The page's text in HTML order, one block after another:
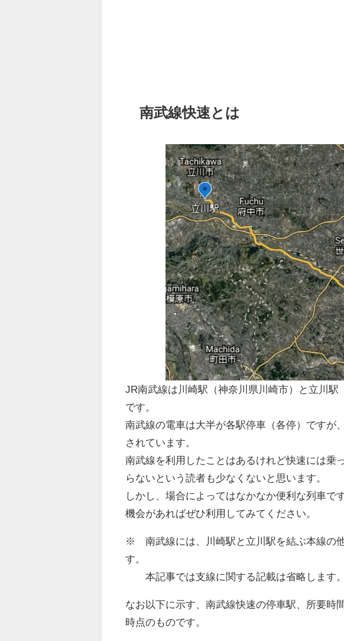
南武線快速とは
JR南武線は川崎駅（神奈川県川崎市）と立川
です。
南武線の電車は大半が各駅停車（各停）ですが
されています。
南武線を利用したことはあるけれど快速には乗
らないという読者も少なくないと思います。
しかし、場合によってはなかなか便利な列車です
機会があればぜひ利用してみてください。
※ 南武線には、川崎駅と立川駅を結ぶ本線の
す。
本記事では支線に関する記載は省略します。
なお以下に示す、南武線快速の停車駅、所要時
時点のものです。